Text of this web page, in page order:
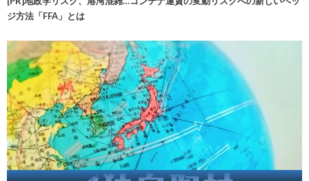
ジ方法「FFA」とは